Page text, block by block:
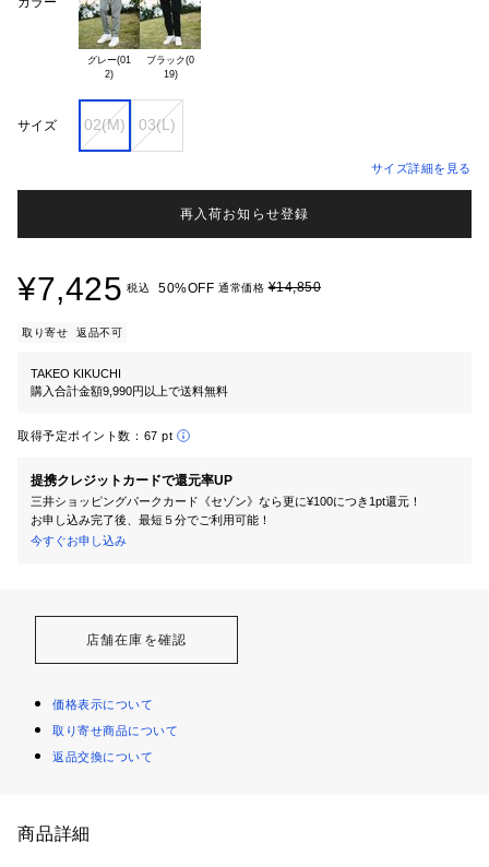
グレー(01
ブラック(0
19)
サイズ 02(M) 03(L)
サイズ詳細を見る
再入荷お知らせ登録
¥7,425 税込 50%OFF 通常価格¥14,850
取り寄せ 返品不可
TAKEO KIKUCHI
購入合計金額9,990円以上で送料無料
取得予定ポイント数： 67 pt
提携クレジットカードで還元率UP
三井ショッピングパークカード《セゾン》なら更に¥100につき1pt還元！
お申し込み完了後、最短５分でご利用可能！
今すぐお申し込み
店舗在庫を確認
価格表示について
取り寄せ商品について
返品交換について
商品詳細